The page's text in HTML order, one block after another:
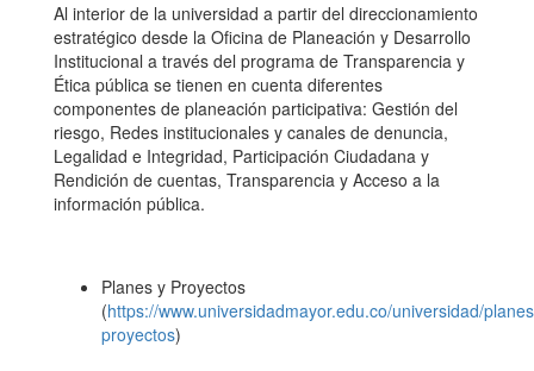
Al interior de la universidad a partir del direccionamiento
estratégico desde la Oficina de Planeación y Desarrollo
Institucional a través del programa de Transparencia y
Ética pública se tienen en cuenta diferentes
componentes de planeación participativa: Gestión del
riesgo, Redes institucionales y canales de denuncia,
Legalidad e Integridad, Participación Ciudadana y
Rendición de cuentas, Transparencia y Acceso a la
información pública.
Planes y Proyectos
(https://www.universidadmayor.edu.co/universidad/
proyectos)